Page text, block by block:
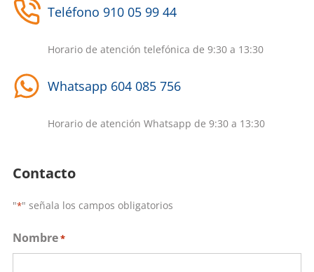
Teléfono 910 05 99 44
Horario de atención telefónica de 9:30 a 13:30
Whatsapp 604 085 756
Horario de atención Whatsapp de 9:30 a 13:30
Contacto
"*" señala los campos obligatorios
Nombre*